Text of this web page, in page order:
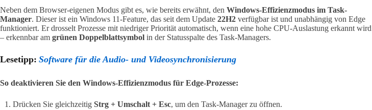
Neben dem Browser-eigenen Modus gibt es, wie bereits erwähnt, den Windows-Effizienzmodus im Task-
Manager. Dieser ist ein Windows 11-Feature, das seit dem Update 22H2 verfügbar ist und unabhängig von Edge
funktioniert. Er drosselt Prozesse mit niedriger Priorität automatisch, wenn eine hohe CPU-Auslastung erkannt wird
– erkennbar am grünen Doppelblattsymbol in der Statusspalte des Task-Managers.
Lesetipp: Software für die Audio- und Videosynchronisierung
So deaktivieren Sie den Windows-Effizienzmodus für Edge-Prozesse:
Drücken Sie gleichzeitig Strg + Umschalt + Esc, um den Task-Manager zu öffnen.